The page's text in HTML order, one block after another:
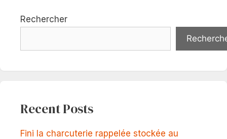
Rechercher
Recent Posts
Fini la charcuterie rappelée stockée au